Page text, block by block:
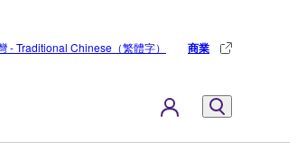
- Traditional Chinese（繁體字） 商業